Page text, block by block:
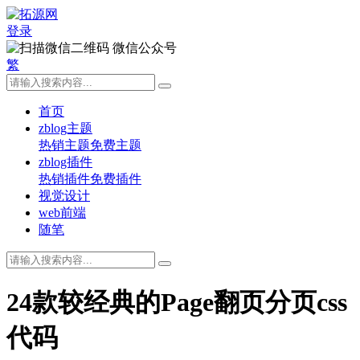
登录
微信公众号
繁
首页
zblog主题
热销主题免费主题
zblog插件
热销插件免费插件
视觉设计
web前端
随笔
24款较经典的Page翻页分页css
代码